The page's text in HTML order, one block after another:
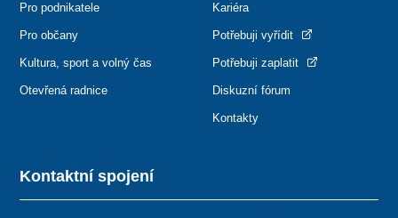
Kontaktní spojení
Pro podnikatele
Pro občany
Kultura, sport a volný čas
Otevřená radnice
Kariéra
Potřebuji vyřídit
Potřebuji zaplatit
Diskuzní fórum
Kontakty